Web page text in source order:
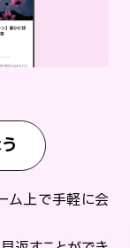
ム上で手軽に会